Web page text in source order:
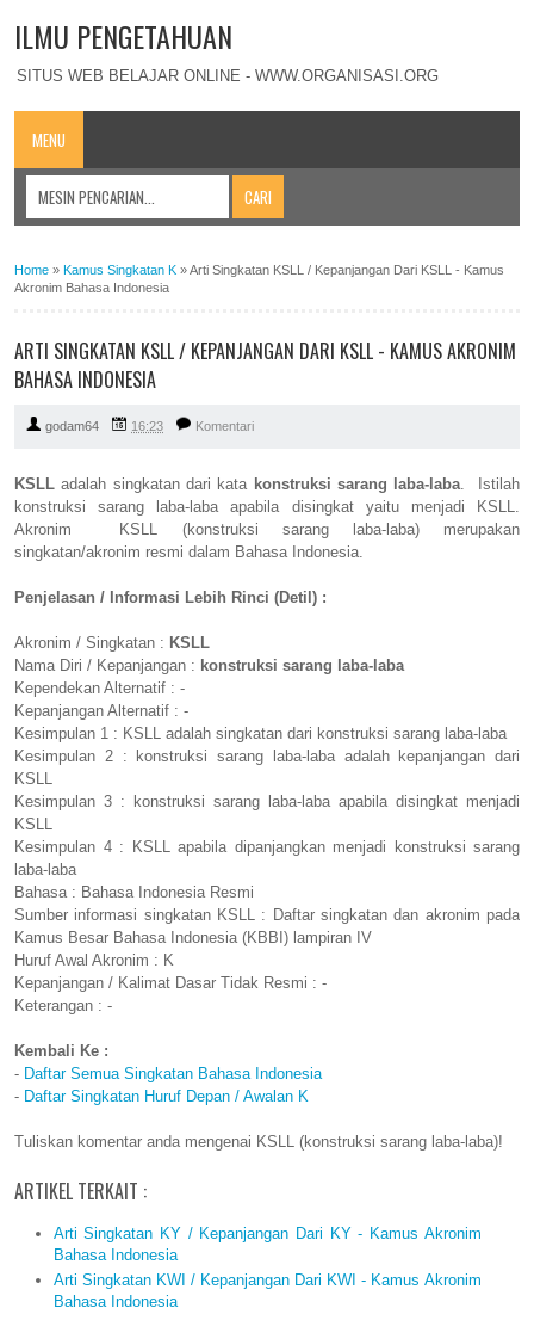
ILMU PENGETAHUAN
SITUS WEB BELAJAR ONLINE - WWW.ORGANISASI.ORG
MENU
Home » Kamus Singkatan K »Arti Singkatan KSLL / Kepanjangan Dari KSLL - Kamus
Akronim Bahasa Indonesia
ARTI SINGKATAN KSLL / KEPANJANGAN DARI KSLL - KAMUS AKRONIM
BAHASA INDONESIA
godam64 16:23 Komentari
KSLL adalah singkatan dari kata konstruksi sarang laba-laba. Istilah
konstruksi sarang laba-laba apabila disingkat yaitu menjadi KSLL.
Akronim KSLL (konstruksi sarang laba-laba) merupakan
singkatan/akronim resmi dalam Bahasa Indonesia.
Penjelasan / Informasi Lebih Rinci (Detil) :
Akronim / Singkatan : KSLL
Nama Diri / Kepanjangan : konstruksi sarang laba-laba
Kependekan Alternatif : -
Kepanjangan Alternatif : -
Kesimpulan 1 : KSLL adalah singkatan dari konstruksi sarang laba-laba
Kesimpulan 2 : konstruksi sarang laba-laba adalah kepanjangan dari
KSLL
Kesimpulan 3 : konstruksi sarang laba-laba apabila disingkat menjadi
KSLL
Kesimpulan 4 : KSLL apabila dipanjangkan menjadi konstruksi sarang
laba-laba
Bahasa : Bahasa Indonesia Resmi
Sumber informasi singkatan KSLL : Daftar singkatan dan akronim pada
Kamus Besar Bahasa Indonesia (KBBI) lampiran IV
Huruf Awal Akronim : K
Kepanjangan / Kalimat Dasar Tidak Resmi : -
Keterangan : -
Kembali Ke :
- Daftar Semua Singkatan Bahasa Indonesia
- Daftar Singkatan Huruf Depan / Awalan K
Tuliskan komentar anda mengenai KSLL (konstruksi sarang laba-laba)!
ARTIKEL TERKAIT :
Arti Singkatan KY / Kepanjangan Dari KY - Kamus Akronim
Bahasa Indonesia
Arti Singkatan KWI / Kepanjangan Dari KWI - Kamus Akronim
Bahasa Indonesia